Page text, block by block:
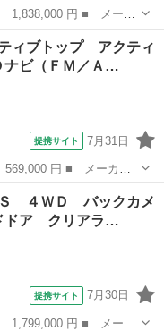
グレード名： ＲＳ
ー 両側パワースライ
ィブトップ アクティ
ビ（ＦＭ／Ａ…
提携サイト 7月31日
ード名： アクティブ
ＦＭ／ＡＭ／ＣＤ／Ｄ
Ｓ ４ＷＤ バックカメ
ドア クリアラ…
提携サイト 7月30日